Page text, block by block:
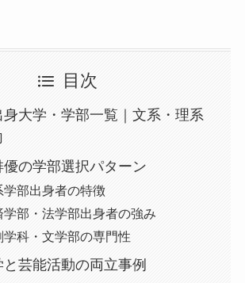
目次
身大学・学部一覧｜文系・理系
の学部選択パターン
学部出身者の特徴
学部・法学部出身者の強み
学科・文学部の専門性
芸能活動の両立事例